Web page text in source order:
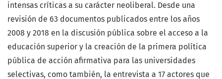
intensas críticas a su carácter neoliberal. Desde una
revisión de 63 documentos publicados entre los años
2008 y 2018 en la discusión pública sobre el acceso a la
educación superior y la creación de la primera política
pública de acción afirmativa para las universidades
selectivas, como también, la entrevista a 17 actores que